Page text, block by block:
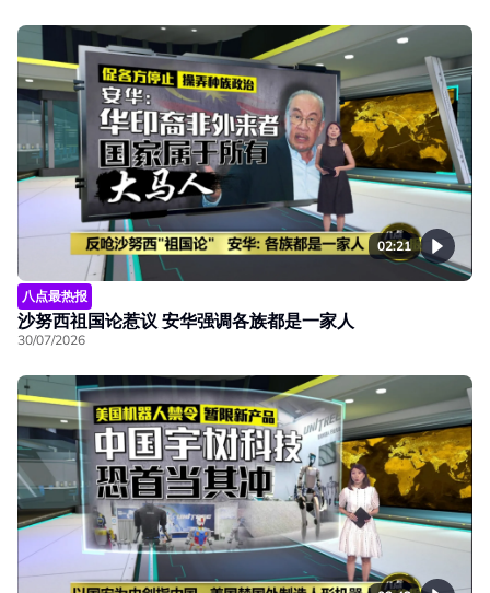
02:21
八点最热报
沙努西祖国论惹议 安华强调各族都是一家人
30/07/2026